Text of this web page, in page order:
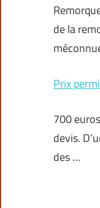
de la
Prix
700
devis.
des …